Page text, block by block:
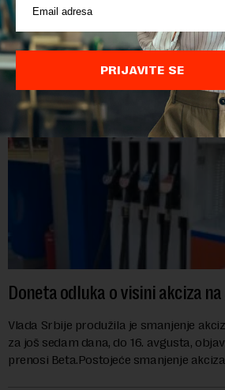
POVEZANI SADRŽAJI
Doneta odluka o visini akciza
Vlada Srbije produžila je smanjenje
za još sedam dana, do 16. avgusta,
prenosi Beta.Postojeće smanjenje
PRIJAVITE SE